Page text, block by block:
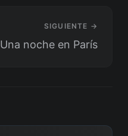
SIGUIENTE →
Una noche en París